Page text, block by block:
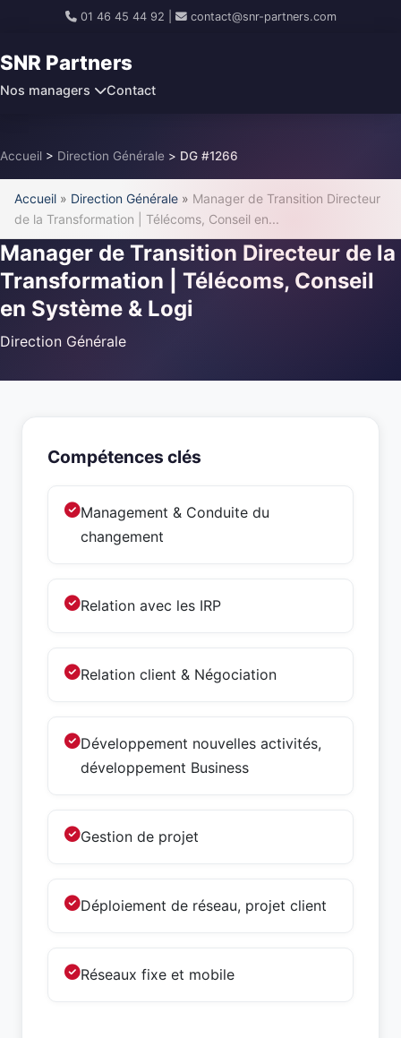
01 46 45 44 92 contact@snr-partners.com
SNR Partners
Nos managers Contact
Accueil > Direction Générale > DG #1266
Accueil » Direction Générale » Manager de Transition Directeur
de la Transformation | Télécoms, Conseil en...
Manager de Transition Directeur de la
Transformation | Télécoms, Conseil
en Système & Logi
Direction Générale
Compétences clés
Management & Conduite du
changement
Relation avec les IRP
Relation client & Négociation
Développement nouvelles activités,
développement Business
Gestion de projet
Déploiement de réseau, projet client
Réseaux fixe et mobile